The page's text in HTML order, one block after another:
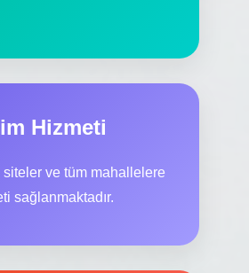
Hizmeti
siteler ve tüm mahallelere
sağlanmaktadır.